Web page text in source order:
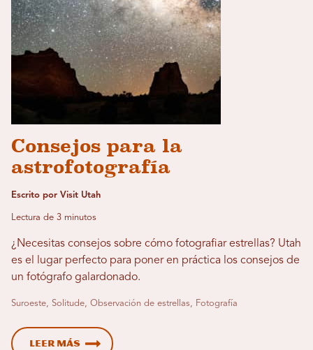
Consejos para la
astrofotografía
Escrito por Visit Utah
Lectura de 3 minutos
¿Necesitas consejos sobre cómo fotografiar estrellas? Utah
es el lugar perfecto para poner en práctica los consejos de
un fotógrafo galardonado.
Suroeste, Solitude, Observación de estrellas, Fotografía
Leer más